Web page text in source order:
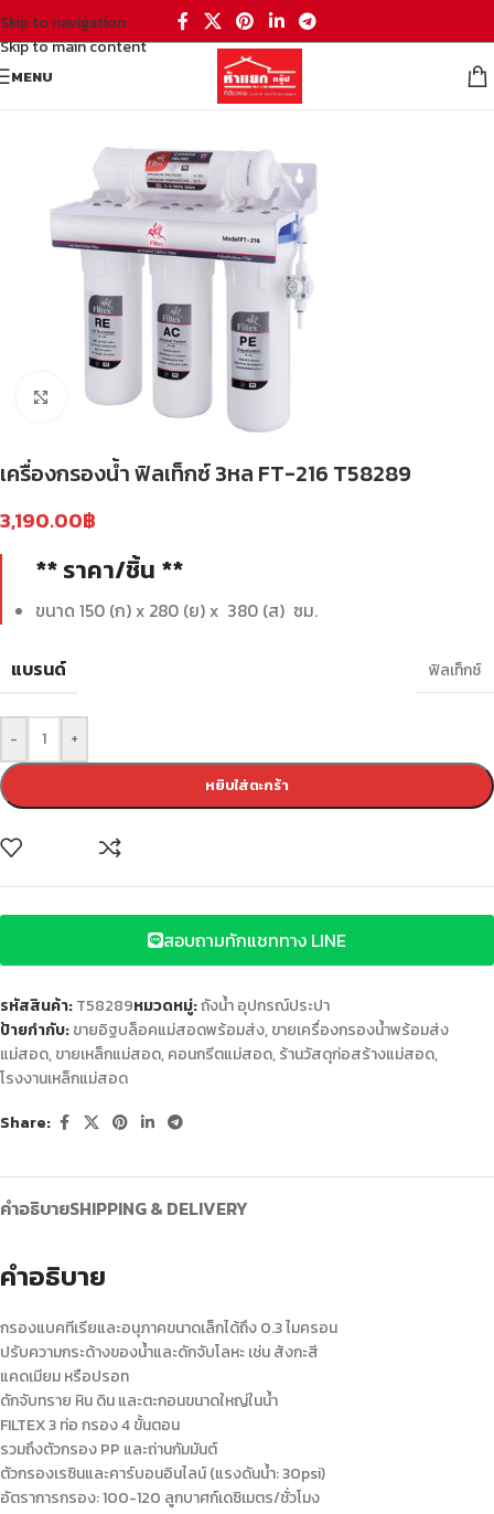
Skip to navigation
Skip to main content
MENU
Click to enlarge
เครื่องกรองน้ำ ฟิลเท็กซ์ 3หล FT-216 T58289
3,190.00฿
** ราคา/ชิ้น **
ขนาด 150 (ก) x 280 (ย) x 380 (ส) ซม.
แบรนด์ ฟิลเท็กซ์
- +
หยิบใส่ตะกร้า
สอบถามทักแชททาง LINE
รหัสสินค้า:T58289หมวดหมู่:ถังน้ำ อุปกรณ์ประปา
ป้ายกำกับ:ขายอิฐบล็อคแม่สอดพร้อมส่ง,ขายเครื่องกรองน้ำพร้อมส่ง
แม่สอด,ขายเหล็กแม่สอด,คอนกรีตแม่สอด,ร้านวัสดุก่อสร้างแม่สอด,
โรงงานเหล็กแม่สอด
Share:
คำอธิบายSHIPPING & DELIVERY
คำอธิบาย
กรองแบคทีเรียและอนุภาคขนาดเล็กได้ถึง 0.3 ไมครอน
ปรับความกระด้างของน้ำและดักจับโลหะ เช่น สังกะสี
แคดเมียม หรือปรอท
ดักจับทราย หิน ดิน และตะกอนขนาดใหญ่ในน้ำ
FILTEX 3 ท่อ กรอง 4 ขั้นตอน
รวมถึงตัวกรอง PP และถ่านกัมมันต์
ตัวกรองเรซินและคาร์บอนอินไลน์ (แรงดันน้ำ: 30psi)
อัตราการกรอง: 100-120 ลูกบาศก์เดซิเมตร/ชั่วโมง